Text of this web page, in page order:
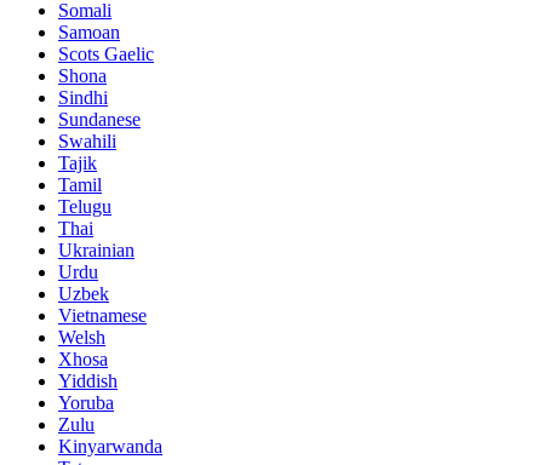
Somali
Samoan
Scots Gaelic
Shona
Sindhi
Sundanese
Swahili
Tajik
Tamil
Telugu
Thai
Ukrainian
Urdu
Uzbek
Vietnamese
Welsh
Xhosa
Yiddish
Yoruba
Zulu
Kinyarwanda